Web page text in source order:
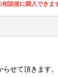
相談後に購入できま
せて頂きます。